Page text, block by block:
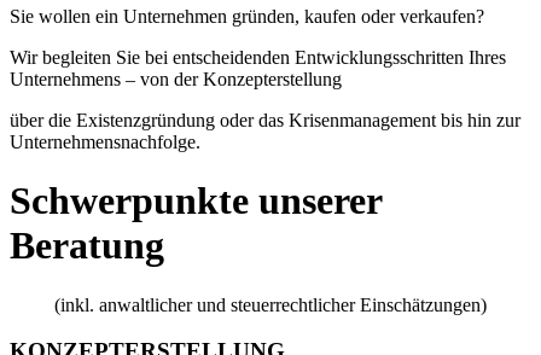
Sie wollen ein Unternehmen gründen, kaufen oder verkaufen?
Wir begleiten Sie bei entscheidenden Entwicklungsschritten Ihres
Unternehmens – von der Konzepterstellung
über die Existenzgründung oder das Krisenmanagement bis hin zur
Unternehmensnachfolge.
Schwerpunkte unserer
Beratung
(inkl. anwaltlicher und steuerrechtlicher Einschätzungen)